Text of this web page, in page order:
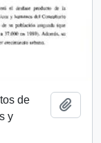
de
y
Add